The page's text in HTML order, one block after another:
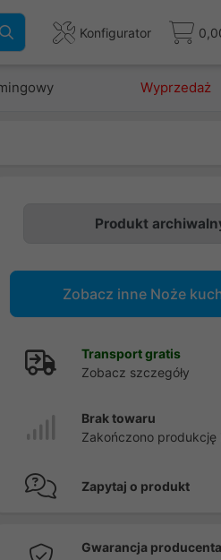
Konfigurator
Wyprzedaż
Produkt
Zobacz inne Noże
Transport gratis
Zobacz szczegóły
Brak towaru
Zakończono produkcję
Zapytaj o produkt
Gwarancja producenta